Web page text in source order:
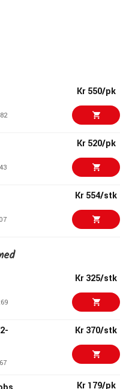
Kr 550/pk
Kr 520/pk
Kr 554/stk
Kr 215
Kr 1140/stk
Kr 325/stk
Kr 370/stk
Kr 179/pk